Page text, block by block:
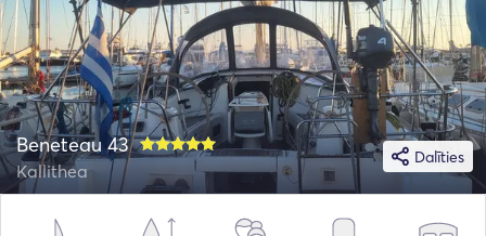
Dalīties
Beneteau 43
Kallithea